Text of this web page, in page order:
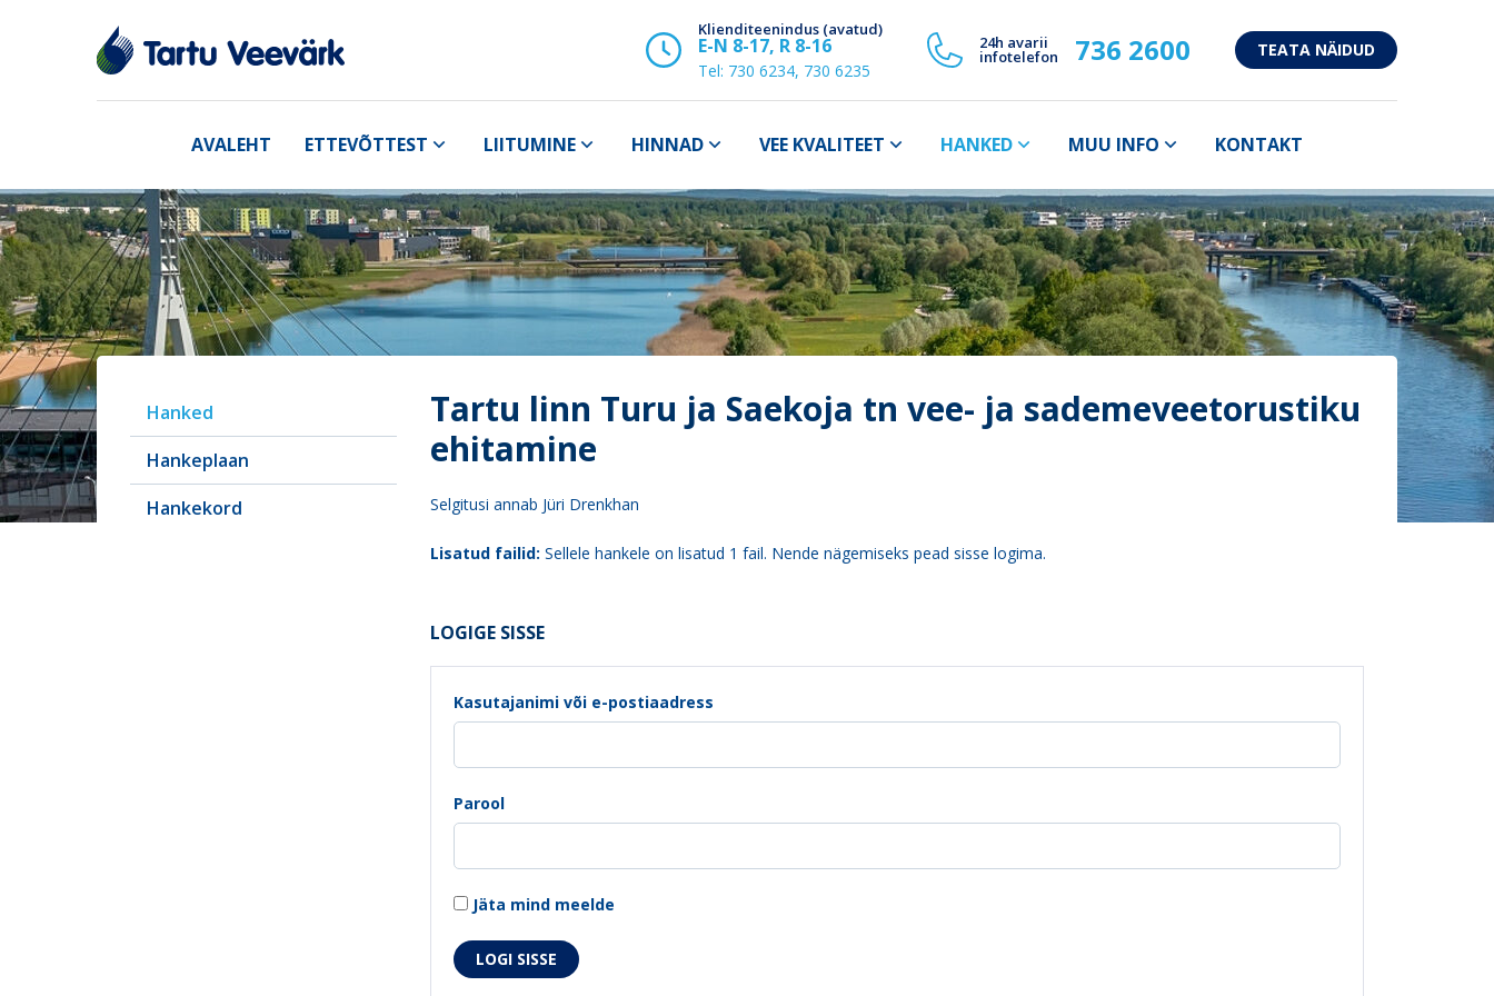
Klienditeenindus (avatud)
E-N 8-17, R 8-16
Tel: 730 6234, 730 6235
24h avarii
infotelefon 736 2600 TEATA NÄIDUD
AVALEHT ETTEVÕTTEST LIITUMINE HINNAD VEE KVALITEET HANKED MUU INFO KONTAKT
Hanked
Hankeplaan
Hankekord
Tartu linn Turu ja Saekoja tn vee- ja sademeveetorustiku
ehitamine
Selgitusi annab Jüri Drenkhan
Lisatud failid: Sellele hankele on lisatud 1 fail. Nende nägemiseks pead sisse logima.
LOGIGE SISSE
Kasutajanimi või e-postiaadress
Parool
Jäta mind meelde